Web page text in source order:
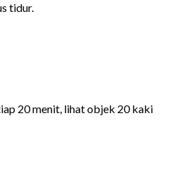
tidur.
20 menit, lihat objek 20 kaki